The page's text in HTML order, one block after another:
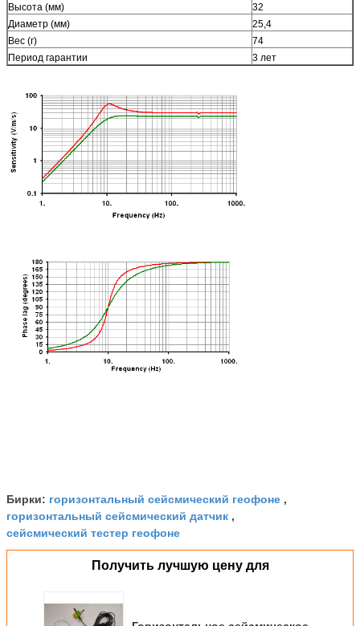
Высота (мм)
32
Диаметр (мм)
25,4
Вес (г)
74
Период гарантии
3 лет
Бирки: горизонтальный сейсмический геофоне ,
горизонтальный сейсмический датчик ,
сейсмический тестер геофоне
Получить лучшую цену для